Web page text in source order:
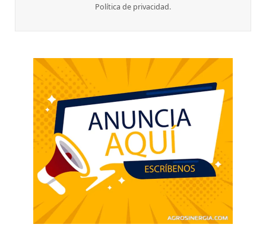
Política de privacidad.